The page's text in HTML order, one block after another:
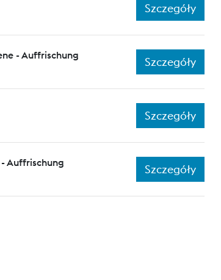
Szczegóły
- Auffrischung
Szczegóły
Szczegóły
Auffrischung
Szczegóły